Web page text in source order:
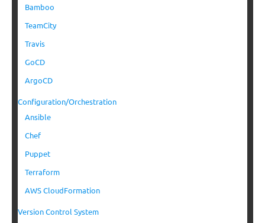
Bamboo
TeamCity
Travis
GoCD
ArgoCD
Configuration/Orchestration
Ansible
Chef
Puppet
Terraform
AWS CloudFormation
Version Control System